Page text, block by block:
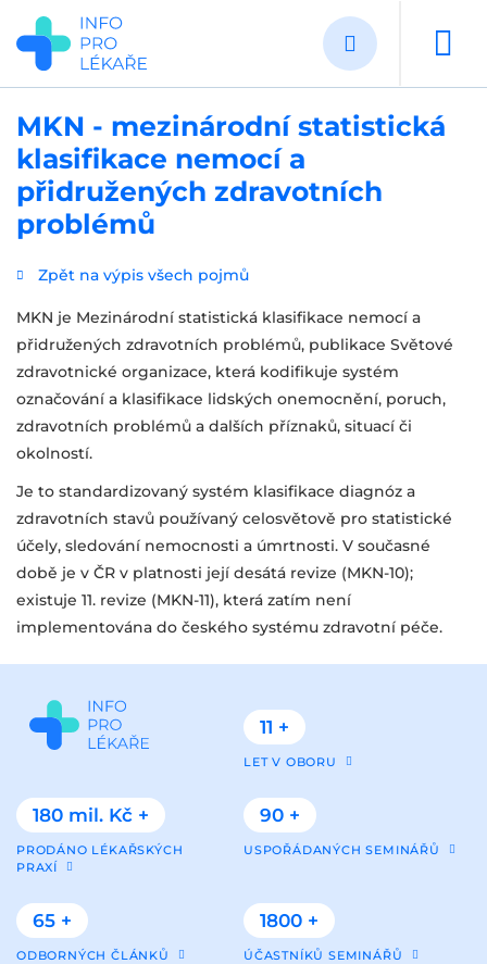
Přejít
hlavnímu
obsahu
MKN - mezinárodní statistická
klasifikace nemocí a
přidružených zdravotních
problémů
Zpět na výpis všech pojmů
MKN je Mezinárodní statistická klasifikace nemocí a
přidružených zdravotních problémů, publikace Světové
zdravotnické organizace, která kodifikuje systém
označování a klasifikace lidských onemocnění, poruch,
zdravotních problémů a dalších příznaků, situací či
okolností.
Je to standardizovaný systém klasifikace diagnóz a
zdravotních stavů používaný celosvětově pro statistické
účely, sledování nemocnosti a úmrtnosti. V současné
době je v ČR v platnosti její desátá revize (MKN-10);
existuje 11. revize (MKN-11), která zatím není
implementována do českého systému zdravotní péče.
11 +
LET V OBORU
180 mil. Kč +
PRODÁNO LÉKAŘSKÝCH
PRAXÍ
90 +
USPOŘÁDANÝCH SEMINÁŘŮ
65 +
ODBORNÝCH ČLÁNKŮ
1800 +
ÚČASTNÍKŮ SEMINÁŘŮ